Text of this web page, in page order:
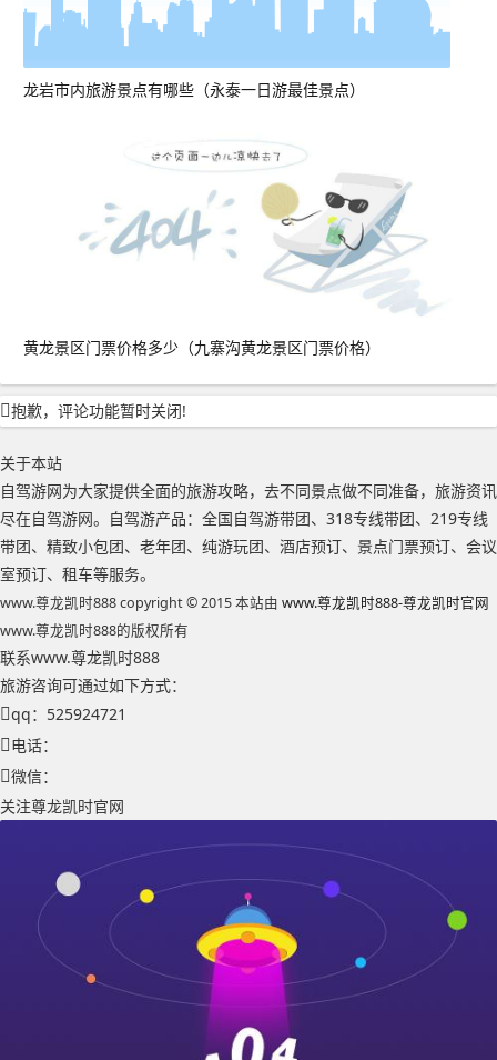
龙岩市内旅游景点有哪些（永泰一日游最佳景点）
黄龙景区门票价格多少（九寨沟黄龙景区门票价格）
抱歉，评论功能暂时关闭!
关于本站
自驾游网为大家提供全面的旅游攻略，去不同景点做不同准备，旅游资讯
尽在自驾游网。自驾游产品：全国自驾游带团、318专线带团、219专线
带团、精致小包团、老年团、纯游玩团、酒店预订、景点门票预订、会议
室预订、租车等服务。
www.尊龙凯时888 copyright © 2015 本站由 www.尊龙凯时888-尊龙凯时官网
www.尊龙凯时888的版权所有
联系www.尊龙凯时888
旅游咨询可通过如下方式：
qq：525924721
电话：
微信：
关注尊龙凯时官网